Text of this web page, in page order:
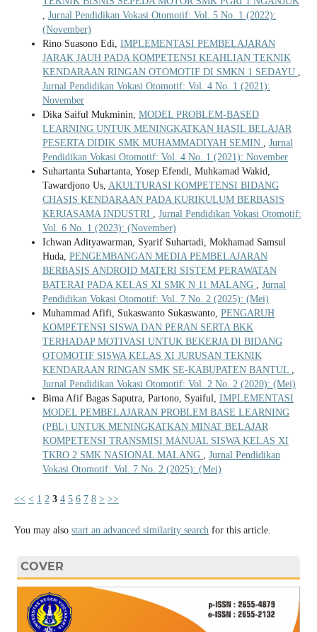
, Jurnal Pendidikan Vokasi Otomotif: Vol. 5 No. 1 (2022):
(November)
Rino Suasono Edi, IMPLEMENTASI PEMBELAJARAN
JARAK JAUH PADA KOMPETENSI KEAHLIAN TEKNIK
KENDARAAN RINGAN OTOMOTIF DI SMKN 1 SEDAYU ,
Jurnal Pendidikan Vokasi Otomotif: Vol. 4 No. 1 (2021):
November
Dika Saiful Mukminin, MODEL PROBLEM-BASED
LEARNING UNTUK MENINGKATKAN HASIL BELAJAR
PESERTA DIDIK SMK MUHAMMADIYAH SEMIN , Jurnal
Pendidikan Vokasi Otomotif: Vol. 4 No. 1 (2021): November
Suhartanta Suhartanta, Yosep Efendi, Muhkamad Wakid,
Tawardjono Us, AKULTURASI KOMPETENSI BIDANG
CHASIS KENDARAAN PADA KURIKULUM BERBASIS
KERJASAMA INDUSTRI , Jurnal Pendidikan Vokasi Otomotif:
Vol. 6 No. 1 (2023): (November)
Ichwan Adityawarman, Syarif Suhartadi, Mokhamad Samsul
Huda, PENGEMBANGAN MEDIA PEMBELAJARAN
BERBASIS ANDROID MATERI SISTEM PERAWATAN
BATERAI PADA KELAS XI SMK N 11 MALANG , Jurnal
Pendidikan Vokasi Otomotif: Vol. 7 No. 2 (2025): (Mei)
Muhammad Afifi, Sukaswanto Sukaswanto, PENGARUH
KOMPETENSI SISWA DAN PERAN SERTA BKK
TERHADAP MOTIVASI UNTUK BEKERJA DI BIDANG
OTOMOTIF SISWA KELAS XI JURUSAN TEKNIK
KENDARAAN RINGAN SMK SE-KABUPATEN BANTUL ,
Jurnal Pendidikan Vokasi Otomotif: Vol. 2 No. 2 (2020): (Mei)
Bima Afif Bagas Saputra, Partono, Syaiful, IMPLEMENTASI
MODEL PEMBELAJARAN PROBLEM BASE LEARNING
(PBL) UNTUK MENINGKATKAN MINAT BELAJAR
KOMPETENSI TRANSMISI MANUAL SISWA KELAS XI
TKRO 2 SMK NASIONAL MALANG , Jurnal Pendidikan
Vokasi Otomotif: Vol. 7 No. 2 (2025): (Mei)
<< < 1 2 3 4 5 6 7 8 > >>
You may also start an advanced similarity searchfor this article.
COVER